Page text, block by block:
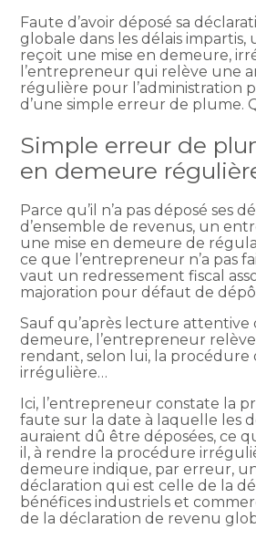
Faute d’avoir déposé sa
globale dans les délais
reçoit une mise en demeure,
l’entrepreneur qui relève une
régulière pour l’administration
d’une simple erreur de plume.
Simple erreur de
en demeure
Parce qu’il n’a pas déposé ses
d’ensemble de revenus, un
une mise en demeure de
ce que l’entrepreneur n’a pas
vaut un redressement fiscal
majoration pour défaut de
Sauf qu’après lecture attentive
demeure, l’entrepreneur
rendant, selon lui, la procédure
irrégulière…
Ici, l’entrepreneur constate la
faute sur la date à laquelle les
auraient dû être déposées, ce
il, à rendre la procédure
demeure indique, par erreur,
déclaration qui est celle de la
bénéfices industriels et
de la déclaration de revenu